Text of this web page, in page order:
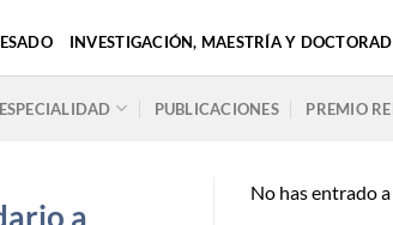
INVESTIGACIÓN, MAESTRÍA Y
PUBLICACIONES PREMIO
a
No has entrado